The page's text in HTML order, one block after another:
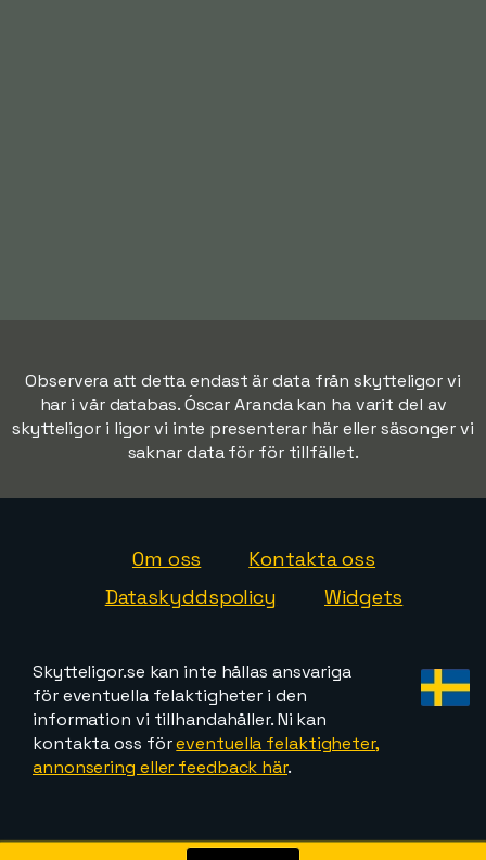
Observera att detta endast är data från skytteligor vi
har i vår databas. Óscar Aranda kan ha varit del av
skytteligor i ligor vi inte presenterar här eller säsonger vi
saknar data för för tillfället.
Om oss
Kontakta oss
Dataskyddspolicy
Widgets
Skytteligor.se kan inte hållas ansvariga
för eventuella felaktigheter i den
information vi tillhandahåller. Ni kan
kontakta oss föreventuella felaktigheter,
annonsering eller feedback här.